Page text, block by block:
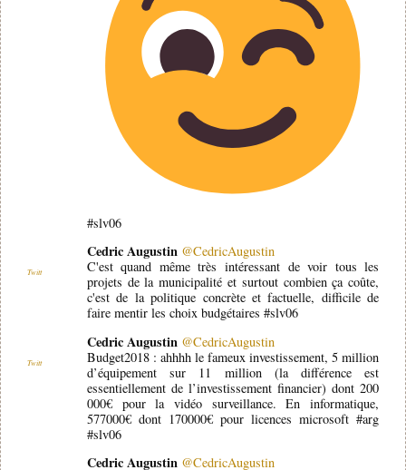
#slv06
Twitt
Cedric Augustin @CedricAugustin
C'est quand même très intéressant de voir tous les
projets de la municipalité et surtout combien ça coûte,
c'est de la politique concrète et factuelle, difficile de
faire mentir les choix budgétaires #slv06
Twitt
Cedric Augustin @CedricAugustin
Budget2018 : ahhhh le fameux investissement, 5 million
d’équipement sur 11 million (la différence est
essentiellement de l’investissement financier) dont 200
000€ pour la vidéo surveillance. En informatique,
577000€ dont 170000€ pour licences microsoft #arg
#slv06
Cedric Augustin @CedricAugustin